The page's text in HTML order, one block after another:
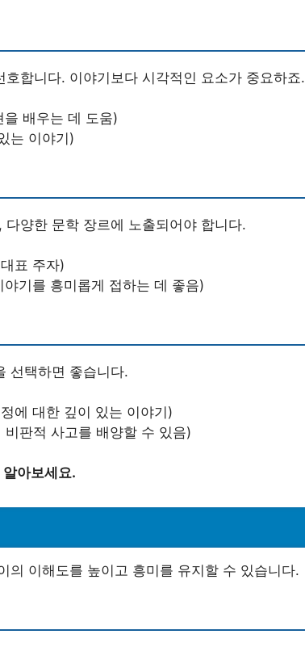
합니다. 이야기보다 시각적인 요소가 중요하죠.
을 배우는 데 도움)
는 이야기)
양한 문학 장르에 노출되어야 합니다.
표 주자)
기를 흥미롭게 접하는 데 좋음)
선택하면 좋습니다.
에 대한 깊이 있는 이야기)
비판적 사고를 배양할 수 있음)
아보세요.
의 이해도를 높이고 흥미를 유지할 수 있습니다.